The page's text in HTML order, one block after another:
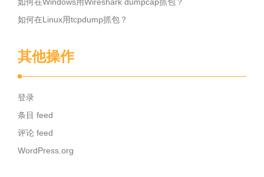
如何在Linux用tcpdump抓包？
其他操作
登录
条目 feed
评论 feed
WordPress.org